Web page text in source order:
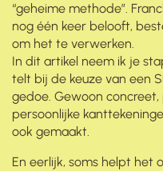
“geheime methode”.
nog één keer belooft,
om het te verwerken.
In dit artikel neem ik je
telt bij de keuze van een
gedoe. Gewoon
persoonlijke
ook gemaakt.
En eerlijk, soms helpt het